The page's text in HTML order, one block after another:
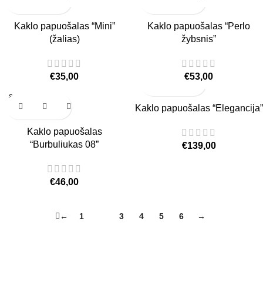
Kaklo papuošalas “Mini”
(žalias)
€35,00
Kaklo papuošalas “Perlo
žybsnis”
€53,00
Sold
out
Kaklo papuošalas
“Burbuliukas 08”
€46,00
Kaklo papuošalas “Elegancija”
€139,00
← 1 3 4 5 6 →